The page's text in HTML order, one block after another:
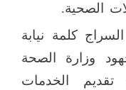
الصحية.
كلمة نيابة
وزارة الصحة
تقديم الخدمات